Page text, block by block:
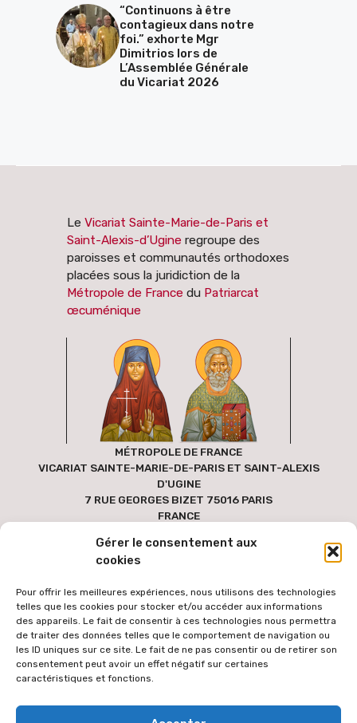
Gérer le consentement aux
cookies
Pour offrir les meilleures expériences, nous utilisons des technologies
telles que les cookies pour stocker et/ou accéder aux informations
des appareils. Le fait de consentir à ces technologies nous permettra
de traiter des données telles que le comportement de navigation ou
les ID uniques sur ce site. Le fait de ne pas consentir ou de retirer son
consentement peut avoir un effet négatif sur certaines
caractéristiques et fonctions.
“Continuons à être
contagieux dans notre
foi.” exhorte Mgr
Dimitrios lors de
L’Assemblée Générale
du Vicariat 2026
Le Vicariat Sainte-Marie-de-Paris et
Saint-Alexis-d’Ugine regroupe des
paroisses et communautés orthodoxes
placées sous la juridiction de la
Métropole de France du Patriarcat
œcuménique
MÉTROPOLE DE FRANCE
VICARIAT SAINTE-MARIE-DE-PARIS ET SAINT-ALEXIS
D'UGINE
7 RUE GEORGES BIZET 75016 PARIS
FRANCE
Pour faciliter l'accès au site par le plus grand nombre, les textes